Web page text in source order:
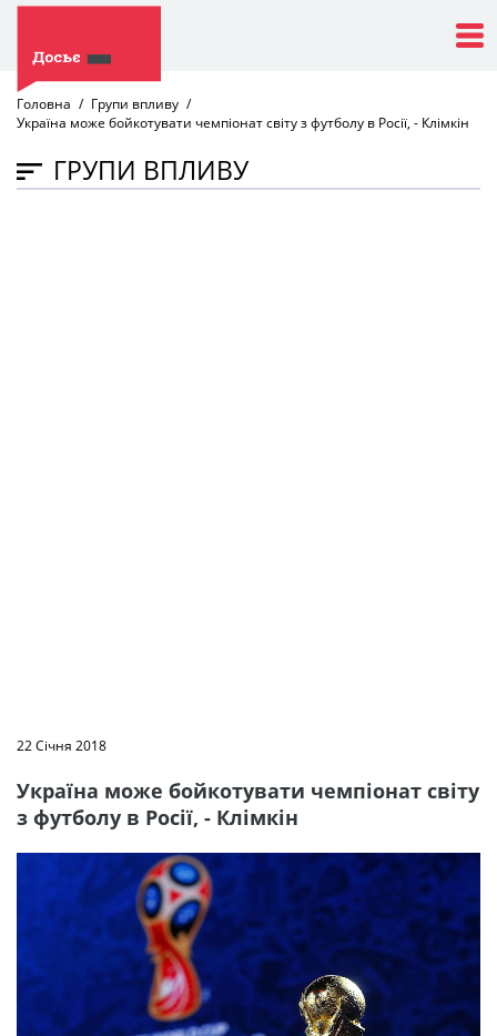
Головна
Групи впливу
Україна може бойкотувати чемпіонат світу з футболу в Росії, - Клімкін
ГРУПИ ВПЛИВУ
22 Січня 2018
Україна може бойкотувати чемпіонат світу
з футболу в Росії, - Клімкін